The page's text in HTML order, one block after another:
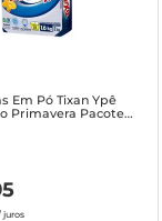
Em Pó Tixan Ypê
Primavera Pacote
juros